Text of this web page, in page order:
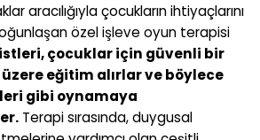
aracılığıyla çocukların ihtiyaçlarını
özel işleve oyun terapisi
çocuklar için güvenli bir
eğitim alırlar ve böylece
gibi oynamaya
Terapi sırasında, duygusal